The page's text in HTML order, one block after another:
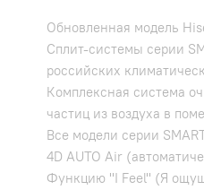
Обновленная модель
Сплит-системы серии
российских
Комплексная система
частиц из воздуха в
Все модели серии
4D AUTO Air
Функцию "I Feel" (Я